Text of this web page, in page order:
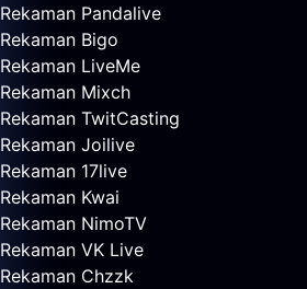
Rekaman Pandalive
Rekaman Bigo
Rekaman LiveMe
Rekaman Mixch
Rekaman TwitCasting
Rekaman Joilive
Rekaman 17live
Rekaman Kwai
Rekaman NimoTV
Rekaman VK Live
Rekaman Chzzk